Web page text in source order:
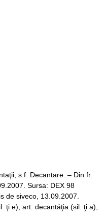
s.f. Decantare. – Din fr.
Sursa: DEX 98
de siveco, 13.09.2007.
ţi e), art. decantáţia (sil. ţi a),